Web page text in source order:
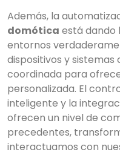
Además, la
domótica está dando
entornos
dispositivos y
coordinada para
personalizada. El
inteligente y la
ofrecen un nivel de
precedentes,
interactuamos con